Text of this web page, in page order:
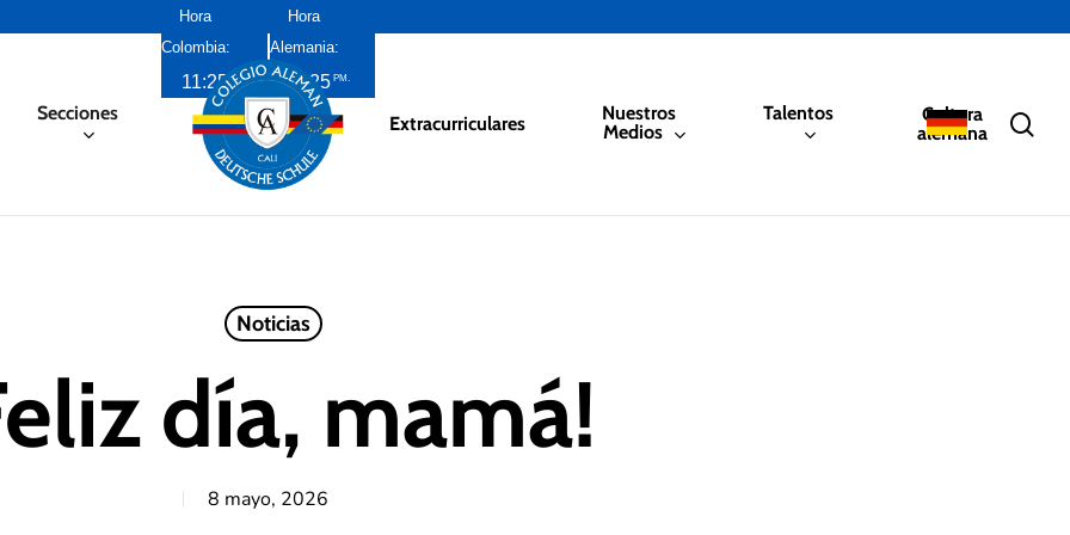
Hora
Colombia:
11:25 AM
Hora
Alemania:
6:25 PM
Secciones Extracurriculares
Nuestros
Medios
Talentos
Cultura
alemana
Noticias
día, mamá!
8 mayo, 2026